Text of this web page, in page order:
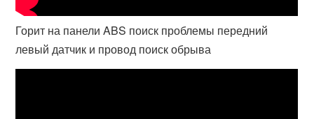
Горит на панели ABS поиск проблемы передний
левый датчик и провод поиск обрыва